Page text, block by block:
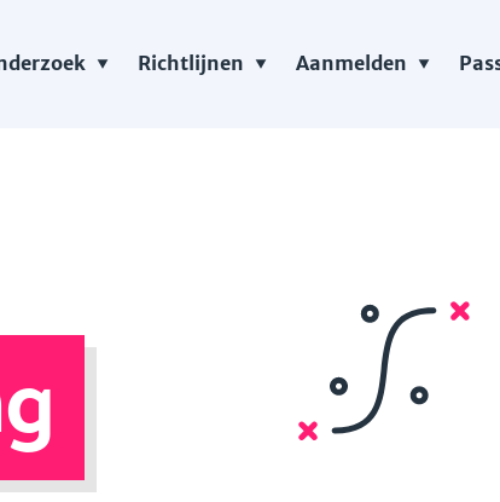
Richtlijnen Aanmelden